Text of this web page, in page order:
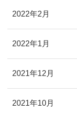
2022年2月
2022年1月
2021年12月
2021年10月